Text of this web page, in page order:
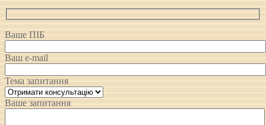
Ваше ПІБ
Ваш e-mail
Тема запитання
Ваше запитання